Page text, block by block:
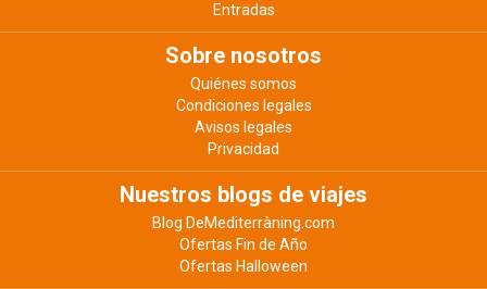
Entradas
Sobre nosotros
Quiénes somos
Condiciones legales
Avisos legales
Privacidad
Nuestros blogs de viajes
Blog DeMediterràning.com
Ofertas Fin de Año
Ofertas Halloween